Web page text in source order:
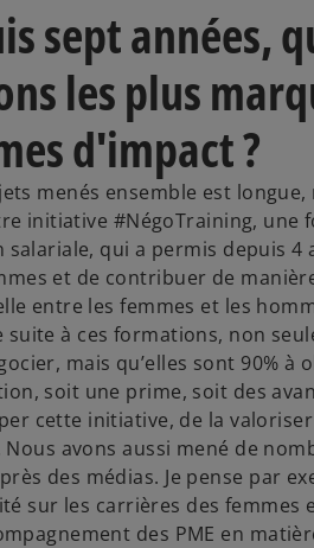
sept années,
les plus
d'impact ?
menés ensemble est
initiative #NégoTraining, une
qui a permis depuis 4
et de contribuer de
entre les femmes et les
à ces formations, non
mais qu’elles sont 90% à
soit une prime, soit des
cette initiative, de la
avons aussi mené de
des médias. Je pense par
sur les carrières des femmes
des PME en